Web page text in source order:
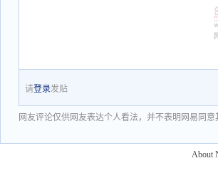
请登录发贴
网友评论仅供网友表达个人看法，并不表明网易同
About